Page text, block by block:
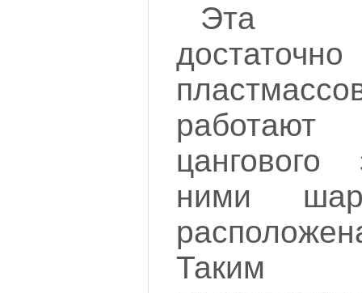
Эта
ними
Таким